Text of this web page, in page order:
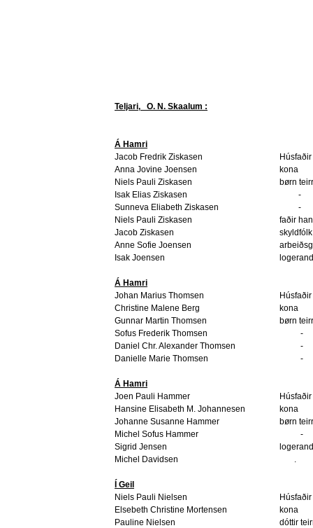
Teljari, O. N. Skaalum :
Á Hamri
Jacob Fredrik Ziskasen
Húsfaðir
Anna Jovine Joensen
kona
Niels Pauli Ziskasen
børn
Isak Elias Ziskasen
-
Sunneva Eliabeth Ziskasen
-
Niels Pauli Ziskasen
faðir
Jacob Ziskasen
skyldfólk
Anne Sofie Joensen
Isak Joensen
Á Hamri
Johan Marius Thomsen
Húsfaðir
Christine Malene Berg
kona
Gunnar Martin Thomsen
børn
Sofus Frederik Thomsen
-
Daniel Chr. Alexander Thomsen
-
Danielle Marie Thomsen
-
Á Hamri
Joen Pauli Hammer
Húsfaðir
Hansine Elisabeth M. Johannesen
kona
Johanne Susanne Hammer
børn
Michel Sofus Hammer
-
Sigrid Jensen
Michel Davidsen
Í Geil
Niels Pauli Nielsen
Húsfaðir
Elsebeth Christine Mortensen
kona
Pauline Nielsen
dóttir